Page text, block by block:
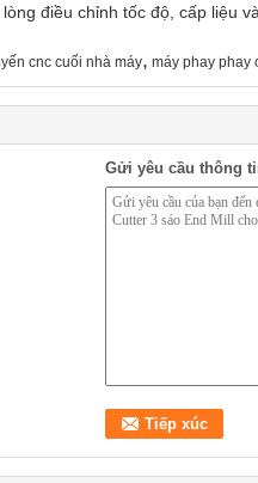
điều chỉnh tốc độ, cấp liệu
cnc cuối nhà máy, máy phay phay
Gửi yêu cầu thông